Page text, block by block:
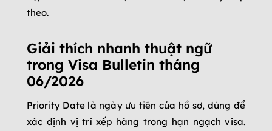
theo.
Giải thích nhanh thuật ngữ
trong Visa Bulletin tháng
06/2026
Priority Date là ngày ưu tiên của hồ sơ, dùng để
xác định vị trí xếp hàng trong hạn ngạch visa.